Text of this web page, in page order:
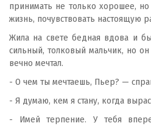
принимать не только хорошее,
жизнь, почувствовать настоящую
Жила на свете бедная вдова и
сильный, толковый мальчик, но
вечно мечтал.
- О чем ты мечтаешь, Пьер? —
- Я думаю, кем я стану, когда
- Имей терпение. У тебя